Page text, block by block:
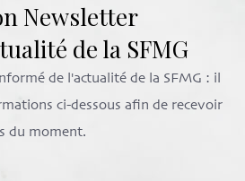
Newsletter
de la SFMG
de l'actualité de la SFMG : il
ci-dessous afin de recevoir
du moment.